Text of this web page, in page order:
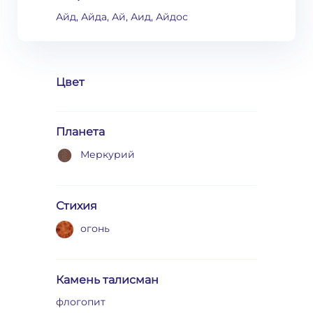
Айд, Айда, Ай, Аид, Айдос
Цвет
Планета
Меркурий
Стихия
огонь
Камень талисман
флогопит